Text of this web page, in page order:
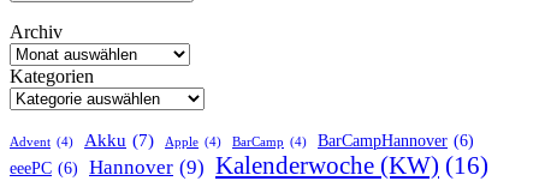
Archiv
Kategorien
Advent (4) Akku (7) Apple (4) BarCamp (4) BarCampHannover (6)
eeePC (6) Hannover (9) Kalenderwoche (KW) (16)